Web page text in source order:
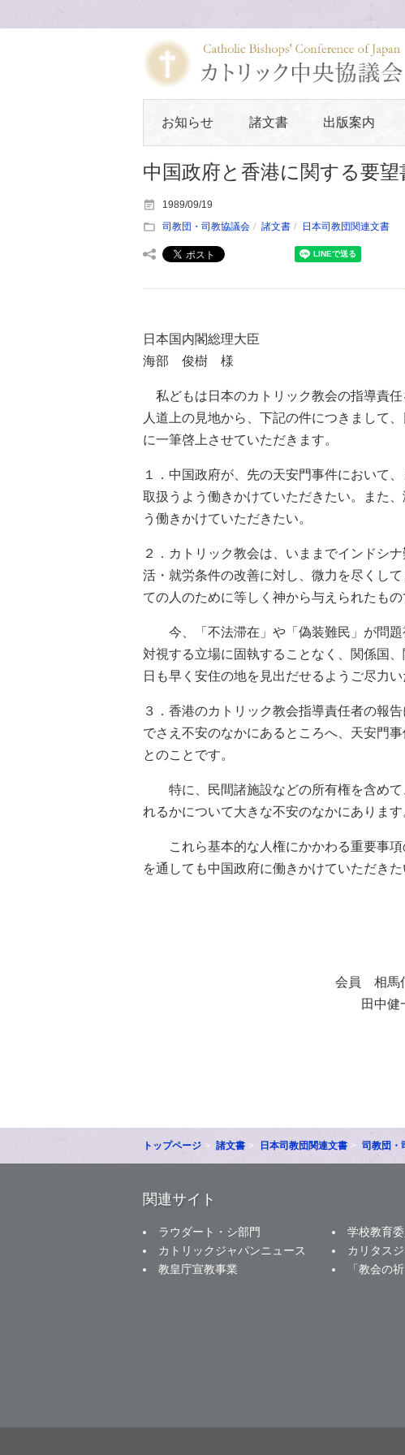
お知らせ 諸文書 出版案内
中国政府と香港に関する要望
1989/09/19
司教団・司教協議会
諸文書 日本司教団関連文書
日本国内閣総理大臣
海部 俊樹 様
私どもは日本のカトリック教会の指導責任
人道上の見地から、下記の件につきまして
に一筆啓上させていただきます。
１．中国政府が、先の天安門事件において
取扱うよう働きかけていただきたい。また
う働きかけていただきたい。
２．カトリック教会は、いままでインドシ
活・就労条件の改善に対し、微力を尽くし
ての人のために等しく神から与えられたもの
今、「不法滞在」や「偽装難民」が問題
対視する立場に固執することなく、関係国
日も早く安住の地を見出だせるようご尽力い
３．香港のカトリック教会指導責任者の報
でさえ不安のなかにあるところへ、天安門
とのことです。
特に、民間諸施設などの所有権を含めて
れるかについて大きな不安のなかにあります
これら基本的な人権にかかわる重要事項
を通しても中国政府に働きかけていただきた
以
会員 相馬
田中
トップページ 諸文書 日本司教団関連文書 司教団・
関連サイト
ラウダート・シ部門
学校教育
カトリックジャパンニュース
カリタス
教皇庁宣教事業
「教会の